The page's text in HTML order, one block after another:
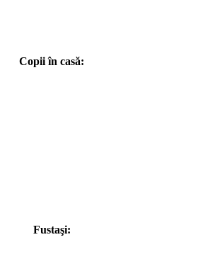
Copii în casă:
Fustaşi: